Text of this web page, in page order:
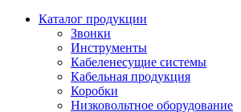
Каталог продукции
Звонки
Инструменты
Кабеленесущие системы
Кабельная продукция
Коробки
Низковольтное оборудование